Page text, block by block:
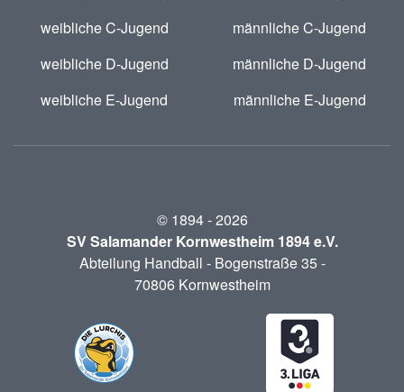
weibliche C-Jugend
weibliche D-Jugend
weibliche E-Jugend
männliche C-Jugend
männliche D-Jugend
männliche E-Jugend
© 1894 -2026
SV Salamander Kornwestheim 1894 e.V.
Abteilung Handball - Bogenstraße 35 -
70806 Kornwestheim